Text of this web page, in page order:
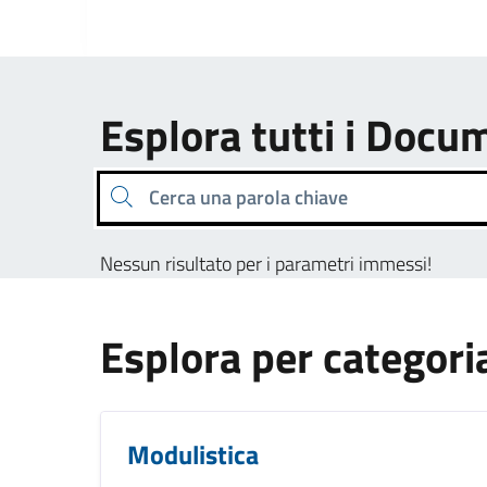
Esplora tutti i
Cerca una parola chiave
Nessun risultato per i parametri immessi!
Esplora per
Modulistica